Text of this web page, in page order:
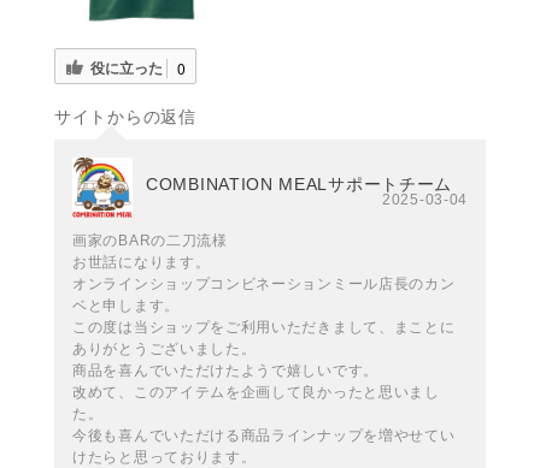
役に立った 0
サイトからの返信
COMBINATION MEALサポートチーム
2025-03-04
画家のBARの二刀流様
お世話になります。
オンラインショップコンビネーションミール店長のカン
ベと申します。
この度は当ショップをご利用いただきまして、まことに
ありがとうございました。
商品を喜んでいただけたようで嬉しいです。
改めて、このアイテムを企画して良かったと思いまし
た。
今後も喜んでいただける商品ラインナップを増やせてい
けたらと思っております。